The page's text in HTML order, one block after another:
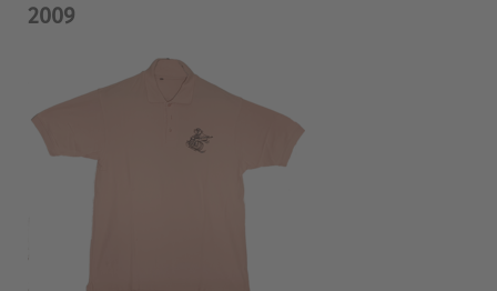
2009